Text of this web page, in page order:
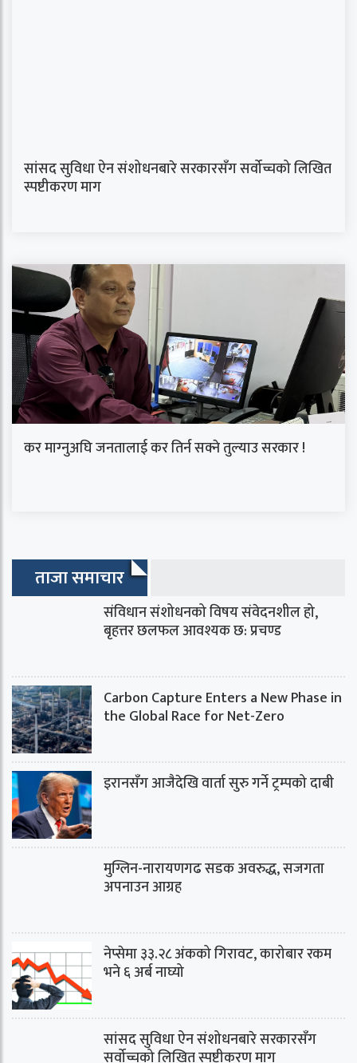
सांसद सुविधा ऐन संशोधनबारे सरकारसँग सर्वोच्चको लिखित
स्पष्टीकरण माग
कर माग्‍नुअघि जनतालाई कर तिर्न सक्ने तुल्याउ सरकार !
ताजा समाचार
संविधान संशोधनको विषय संवेदनशील हो,
बृहत्तर छलफल आवश्यक छ: प्रचण्ड
Carbon Capture Enters a New Phase in
the Global Race for Net-Zero
इरानसँग आजैदेखि वार्ता सुरु गर्ने ट्रम्पको दाबी
मुग्लिन-नारायणगढ सडक अवरुद्ध, सजगता
अपनाउन आग्रह
नेप्सेमा ३३.२८ अंकको गिरावट, कारोबार रकम
भने ६ अर्ब नाघ्यो
सांसद सुविधा ऐन संशोधनबारे सरकारसँग
सर्वोच्चको लिखित स्पष्टीकरण माग